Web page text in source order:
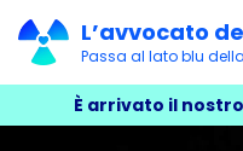
L’avvocato
Passa al lato blu
È arrivato il